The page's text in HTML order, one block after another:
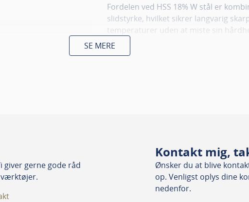
SE MERE
Fordelen ved HSS 18% W stål er
slidstyrke, hvilket sikrer langvarig
temperaturer uden at miste sin
stabile skærekant giver præcise og
forlænger levetiden. Disse høvlejern
Terminus maskinhøvle-jern
Systemet gør, at høvlklingerne er
kræves ingen efterjustering. Knivene
hvilket garanterer optimal pasform i
giver gerne gode råd
værktøjer.
Kontakt mig,
Ønsker du at blive
op. Venligst oplys dine
nedenfor.